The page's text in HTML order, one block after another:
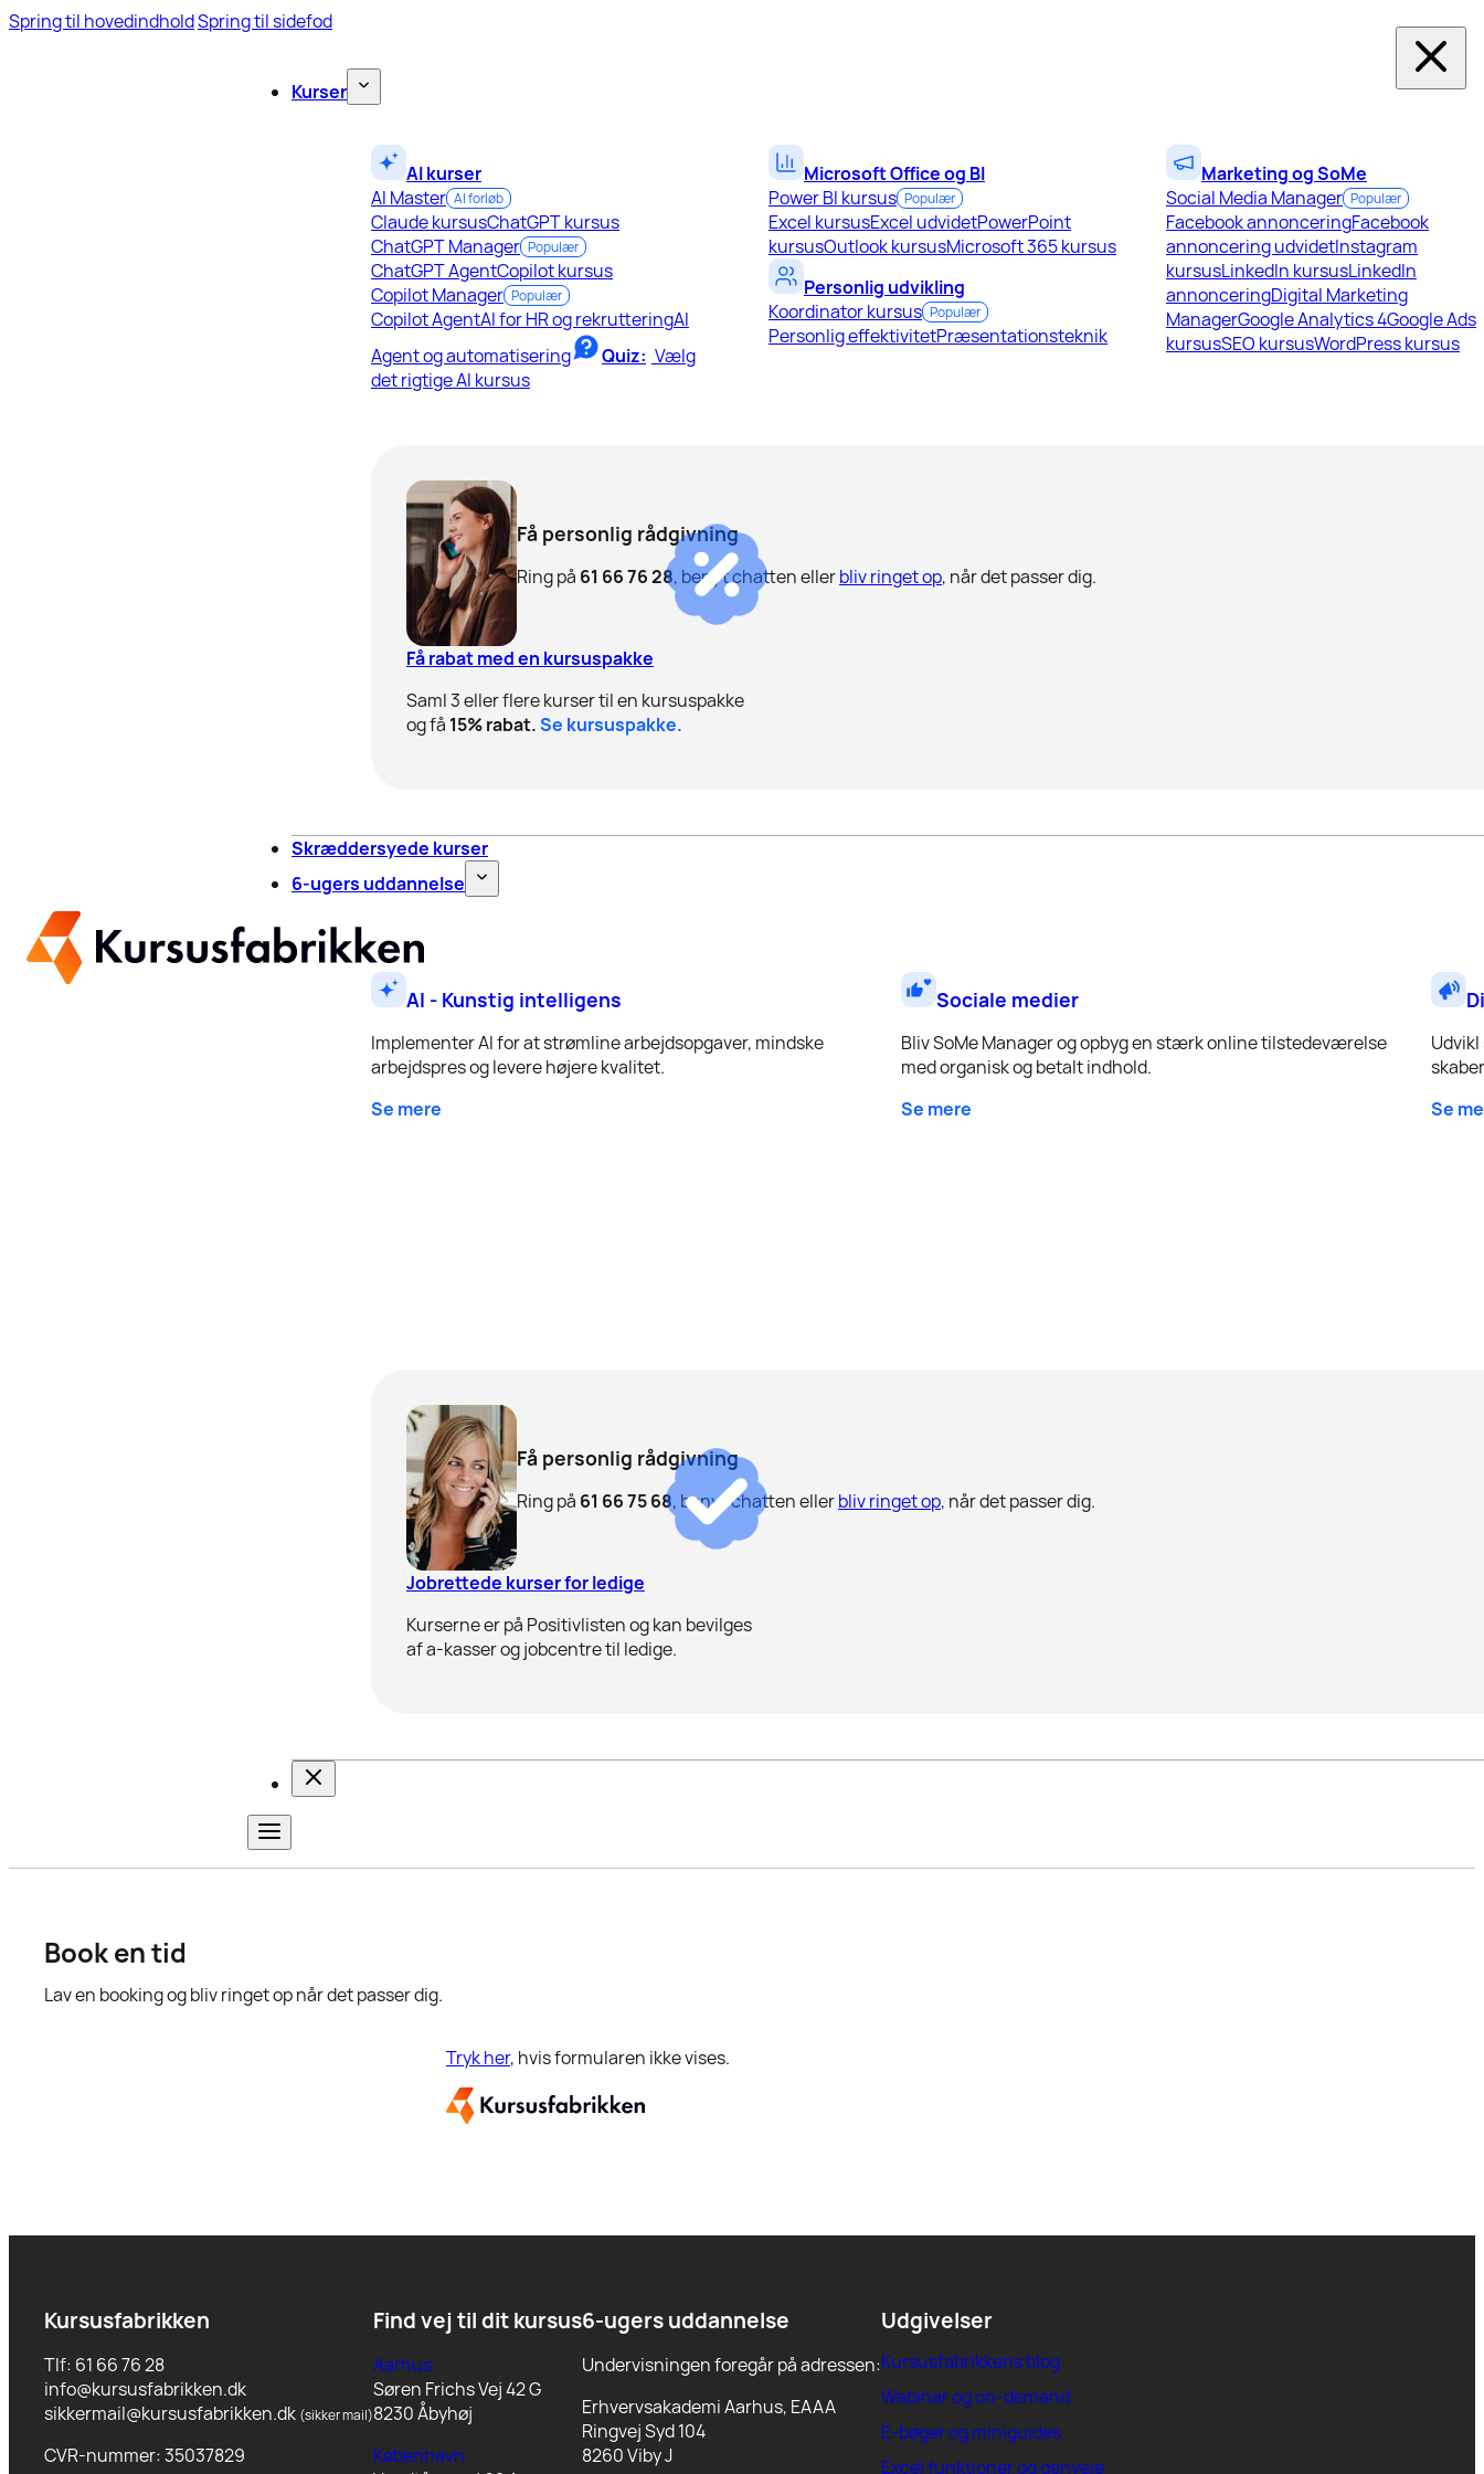
Spring til hovedindholdSpring til sidefod
Kurser
AI kurser
AI Master AI forløb
Claude kursusChatGPT kursus
ChatGPT Manager Populær
ChatGPT AgentCopilot kursus
Copilot Manager Populær
Copilot AgentAI for HR og rekrutteringAI
Agent og automatisering
Quiz: Vælg
det rigtige AI kursus
Microsoft Office og BI
Power BI kursus Populær
Excel kursusExcel udvidetPowerPoint
kursusOutlook kursusMicrosoft 365 kursus
Personlig udvikling
Koordinator kursus Populær
Personlig effektivitetPræsentationsteknik
Marketing og SoMe
Social Media Manager Populær
Facebook annonceringFacebook
annoncering udvidetInstagram
kursusLinkedIn kursusLinkedIn
annonceringDigital Marketing
ManagerGoogle Analytics 4Google Ads
kursusSEO kursusWordPress kursus
Få personlig rådgivning
Ring på 61 66 76 28, benyt chatten ellerbliv ringet op, når det passer dig.
Få rabat med en kursuspakke
Saml 3 eller flere kurser til en kursuspakke
og få 15% rabat.Se kursuspakke.
Skræddersyede kurser
6-ugers uddannelse
AI - Kunstig intelligens
Implementer AI for at strømline arbejdsopgaver, mindske
arbejdspres og levere højere kvalitet.
Se mere
Sociale medier
Bliv SoMe Manager og opbyg en stærk online tilstedeværelse
med organisk og betalt indhold.
Se mere
Se
Få personlig rådgivning
Ring på 61 66 75 68, benyt chatten ellerbliv ringet op, når det passer dig.
Jobrettede kurser for ledige
Kurserne er på Positivlisten og kan bevilges
af a-kasser og jobcentre til ledige.
Book en tid
Lav en booking og bliv ringet op når det passer dig.
Tryk her, hvis formularen ikke vises.
Kursusfabrikken
Tlf: 61 66 76 28
info@kursusfabrikken.dk
sikkermail@kursusfabrikken.dk (sikker mail)
CVR-nummer: 35037829
Find vej til dit kursus
Aarhus
Søren Frichs Vej 42 G
8230 Åbyhøj
København
6-ugers uddannelse
Undervisningen foregår på adressen:
Erhvervsakademi Aarhus, EAAA
Ringvej Syd 104
8260 Viby J
Udgivelser
Kursusfabrikkens blog
Webinar og on-demand
E-bøger og miniguides
Excel funktioner og genveje